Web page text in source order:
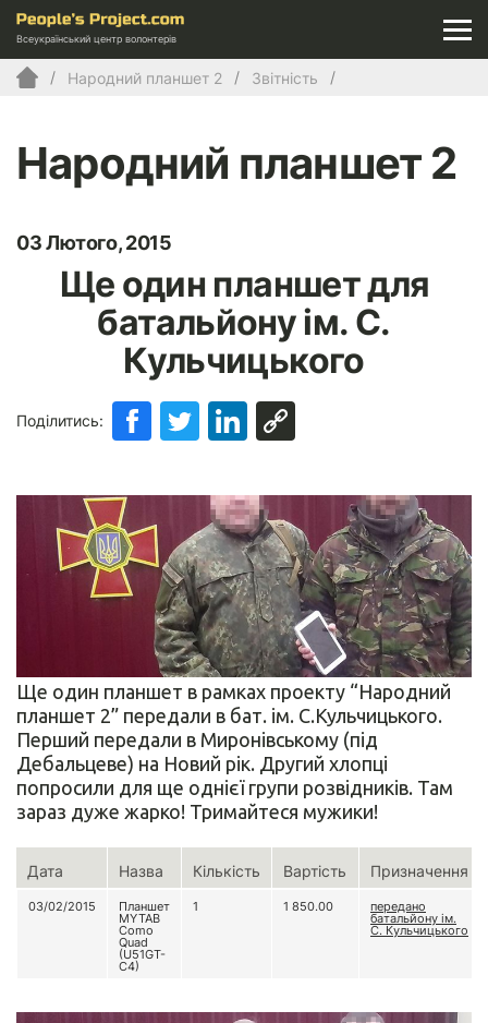
Всеукраїнський центр волонтерів
Народний планшет 2 Звітність
Народний планшет 2
03 Лютого, 2015
Ще один планшет для
батальйону ім. С.
Кульчицького
Поділитись:
Ще один планшет в рамках проекту “Народний
планшет 2” передали в бат. ім. С.Кульчицького.
Перший передали в Миронівському (під
Дебальцеве) на Новий рік. Другий хлопці
попросили для ще однієї групи розвідників. Там
зараз дуже жарко! Тримайтеся мужики!
Дата Назва Кількість Вартість Призначення
03/02/2015 Планшет
MYTAB
Como
Quad
(U51GT-
C4)
1 1 850.00 передано
батальйону ім.
С. Кульчицького